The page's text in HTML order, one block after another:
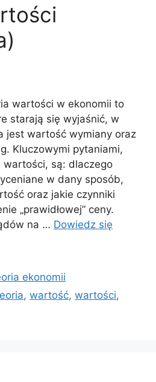
wartości w ekonomii to
starają się wyjaśnić, w
jest wartość wymiany oraz
Kluczowymi pytaniami,
są: dlaczego
w dany sposób,
oraz jakie czynniki
„prawidłowej” ceny.
na … Dowiedz się
ekonomii
,wartość,wartości,